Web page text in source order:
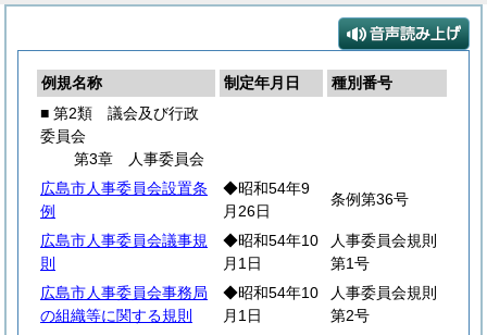
例規名称 制定年月日
種別番号
■ 第2類 議会及び行政
委員会
第3章 人事委員会
広島市人事委員会設置条
例
◆昭和54年9
月26日
条例第36号
広島市人事委員会議事規
則
◆昭和54年10
月1日
人事委員会規則
第1号
広島市人事委員会事務局
の組織等に関する規則
◆昭和54年10
月1日
人事委員会規則
第2号